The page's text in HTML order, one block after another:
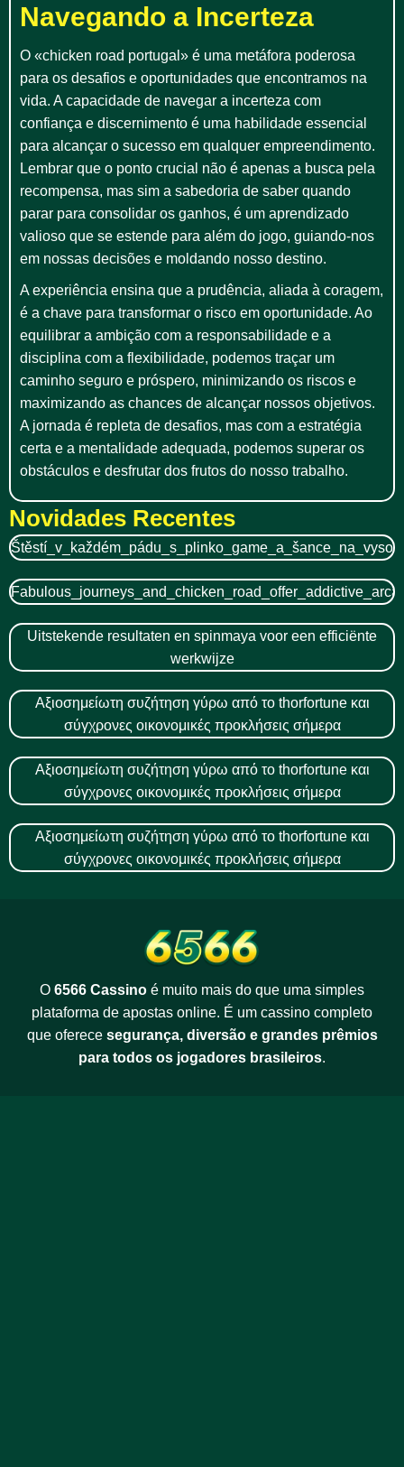
Navegando a Incerteza
O «chicken road portugal» é uma metáfora poderosa
para os desafios e oportunidades que encontramos na
vida. A capacidade de navegar a incerteza com
confiança e discernimento é uma habilidade essencial
para alcançar o sucesso em qualquer empreendimento.
Lembrar que o ponto crucial não é apenas a busca pela
recompensa, mas sim a sabedoria de saber quando
parar para consolidar os ganhos, é um aprendizado
valioso que se estende para além do jogo, guiando-nos
em nossas decisões e moldando nosso destino.
A experiência ensina que a prudência, aliada à coragem,
é a chave para transformar o risco em oportunidade. Ao
equilibrar a ambição com a responsabilidade e a
disciplina com a flexibilidade, podemos traçar um
caminho seguro e próspero, minimizando os riscos e
maximizando as chances de alcançar nossos objetivos.
A jornada é repleta de desafios, mas com a estratégia
certa e a mentalidade adequada, podemos superar os
obstáculos e desfrutar dos frutos do nosso trabalho.
Novidades Recentes
Uitstekende resultaten en spinmaya voor een efficiënte
werkwijze
Αξιοσημείωτη συζήτηση γύρω από το thorfortune και
σύγχρονες οικονομικές προκλήσεις σήμερα
Αξιοσημείωτη συζήτηση γύρω από το thorfortune και
σύγχρονες οικονομικές προκλήσεις σήμερα
Αξιοσημείωτη συζήτηση γύρω από το thorfortune και
σύγχρονες οικονομικές προκλήσεις σήμερα
O 6566 Cassino é muito mais do que uma simples
plataforma de apostas online. É um cassino completo
que oferece segurança, diversão e grandes prêmios
para todos os jogadores brasileiros.